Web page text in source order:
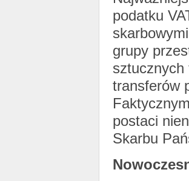
podatku
grupy
sztucznych
transferów
postaci
Skarbu